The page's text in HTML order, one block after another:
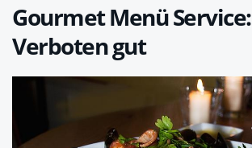
Gourmet Menü Service:
Verboten gut